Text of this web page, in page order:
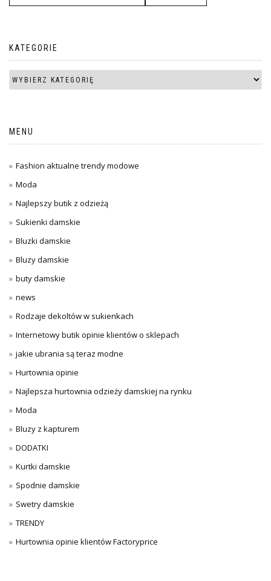
KATEGORIE
MENU
Fashion aktualne trendy modowe
Moda
Najlepszy butik z odzieżą
Sukienki damskie
Bluzki damskie
Bluzy damskie
buty damskie
news
Rodzaje dekoltów w sukienkach
Internetowy butik opinie klientów o sklepach
jakie ubrania są teraz modne
Hurtownia opinie
Najlepsza hurtownia odzieży damskiej na rynku
Moda
Bluzy z kapturem
DODATKI
Kurtki damskie
Spodnie damskie
Swetry damskie
TRENDY
Hurtownia opinie klientów Factoryprice